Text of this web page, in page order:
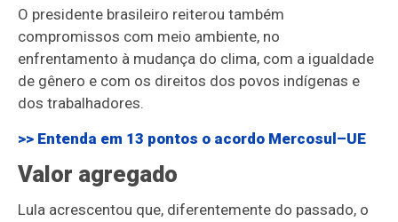
O presidente brasileiro reiterou também
compromissos com meio ambiente, no
enfrentamento à mudança do clima, com a igualdade
de gênero e com os direitos dos povos indígenas e
dos trabalhadores.
>> Entenda em 13 pontos o acordo Mercosul–UE
Valor agregado
Lula acrescentou que, diferentemente do passado, o